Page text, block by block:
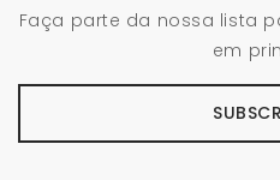
Faça parte da nossa lista
em